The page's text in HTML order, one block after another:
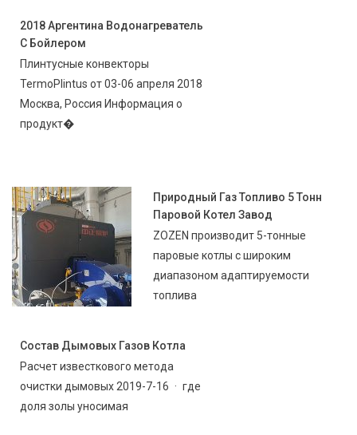
2018 Аргентина Водонагреватель
С Бойлером
Плинтусные конвекторы
TermoPlintus от 03-06 апреля 2018
Москва, Россия Информация о
продукт�
Природный Газ Топливо 5 Тонн
Паровой Котел Завод
ZOZEN производит 5-тонные
паровые котлы с широким
диапазоном адаптируемости
топлива
Состав Дымовых Газов Котла
Расчет известкового метода
очистки дымовых 2019-7-16 · где
доля золы уносимая